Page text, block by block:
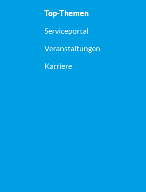
Top-Themen
Serviceportal
Veranstaltungen
Karriere